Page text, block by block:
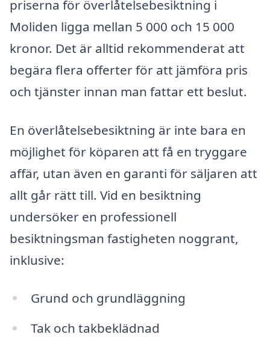
priserna för överlåtelsebesiktning i
Moliden ligga mellan 5 000 och 15 000
kronor. Det är alltid rekommenderat att
begära flera offerter för att jämföra pris
och tjänster innan man fattar ett beslut.
En överlåtelsebesiktning är inte bara en
möjlighet för köparen att få en tryggare
affär, utan även en garanti för säljaren att
allt går rätt till. Vid en besiktning
undersöker en professionell
besiktningsman fastigheten noggrant,
inklusive:
Grund och grundläggning
Tak och takbeklädnad